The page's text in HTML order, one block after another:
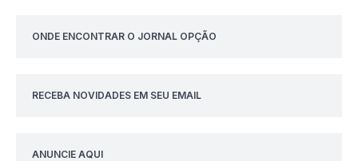
ONDE ENCONTRAR O JORNAL OPÇÃO
RECEBA NOVIDADES EM SEU EMAIL
ANUNCIE AQUI